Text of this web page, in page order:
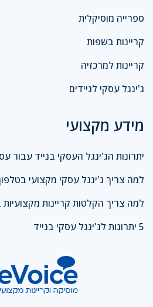
ספרייה מוסיקלית
קריינות בשפות
קריינות למרכזיה
ג'ינגל עסקי לניידים
מידע מקצועי
יתרונות הג'ינגל העסקי בנייד עבור
למה צריך ג'ינגל עסקי מקצועי
למה צריך הקלטות קריינות מקצועיות
5 יתרונות לג'ינגל עסקי בנייד